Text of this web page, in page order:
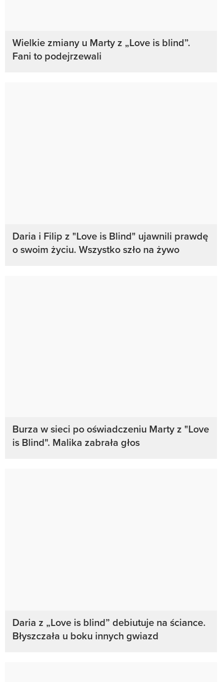
Wielkie zmiany u Marty z „Love is blind”.
Fani to podejrzewali
Daria i Filip z "Love is Blind" ujawnili prawdę
o swoim życiu. Wszystko szło na żywo
Burza w sieci po oświadczeniu Marty z "Love
is Blind". Malika zabrała głos
Daria z „Love is blind” debiutuje na ściance.
Błyszczała u boku innych gwiazd